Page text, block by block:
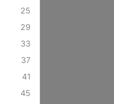
25
29
33
37
41
45